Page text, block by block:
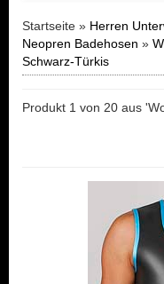
Startseite » Herren
Neopren Badehosen »
Schwarz-Türkis
Produkt 1 von 20 aus